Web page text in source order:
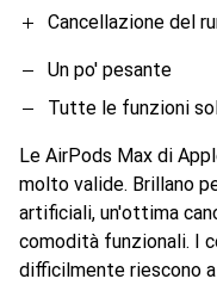
Cancellazione del
Un po' pesante
Tutte le funzioni
Le AirPods Max di
molto valide. Brillano
artificiali, un'ottima
comodità funzionali. I
difficilmente riescono